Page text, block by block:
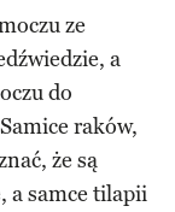
ze
a
do
raków,
że są
a samce tilapii